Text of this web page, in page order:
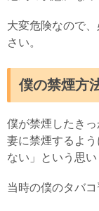
大変危険なので
さい。
僕の禁煙方
僕が禁煙したきっ
妻に禁煙するよ
ない」という思い
当時の僕のタバ